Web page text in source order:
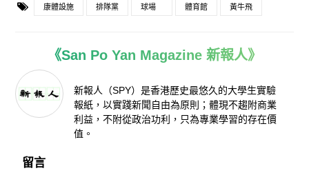
康體設施 排隊黨 球場 體育館 黃牛飛
《San Po Yan Magazine 新報人》
新報人（SPY）是香港歷史最悠久的大學生實驗
報紙，以實踐新聞自由為原則；體現不趨附商業
利益，不附從政治功利，只為專業學習的存在價
值。
留言